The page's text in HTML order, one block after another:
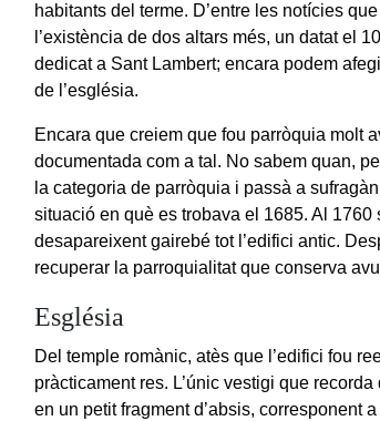
habitants del terme. D’entre les notícies
l’existència de dos altars més, un datat el
dedicat a Sant Lambert; encara podem
de l’església.
Encara que creiem que fou parròquia molt
documentada com a tal. No sabem quan,
la categoria de parròquia i passà a
situació en què es trobava el 1685. Al 1760
desapareixent gairebé tot l’edifici antic.
recuperar la parroquialitat que conserva
Església
Del temple romànic, atès que l’edifici fou
pràcticament res. L’únic vestigi que
en un petit fragment d’absis, corresponent